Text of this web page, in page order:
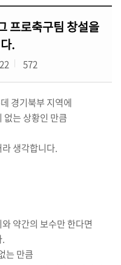
프로축구팀 창설을
.
572
경기북부 지역에
없는 상황인 만큼
생각합니다.
약간의 보수만 한다면
.
는 만큼